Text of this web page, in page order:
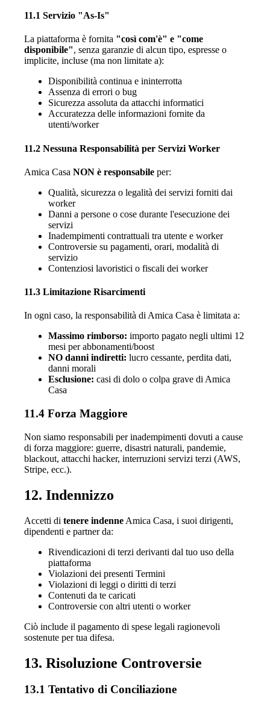
11.1 Servizio "As-Is"
La piattaforma è fornita "così com'è" e "come
disponibile", senza garanzie di alcun tipo, espresse o
implicite, incluse (ma non limitate a):
Disponibilità continua e ininterrotta
Assenza di errori o bug
Sicurezza assoluta da attacchi informatici
Accuratezza delle informazioni fornite da
utenti/worker
11.2 Nessuna Responsabilità per Servizi Worker
Amica Casa NON è responsabile per:
Qualità, sicurezza o legalità dei servizi forniti dai
worker
Danni a persone o cose durante l'esecuzione dei
servizi
Inadempimenti contrattuali tra utente e worker
Controversie su pagamenti, orari, modalità di
servizio
Contenziosi lavoristici o fiscali dei worker
11.3 Limitazione Risarcimenti
In ogni caso, la responsabilità di Amica Casa è limitata a:
Massimo rimborso: importo pagato negli ultimi 12
mesi per abbonamenti/boost
NO danni indiretti: lucro cessante, perdita dati,
danni morali
Esclusione: casi di dolo o colpa grave di Amica
Casa
11.4 Forza Maggiore
Non siamo responsabili per inadempimenti dovuti a cause
di forza maggiore: guerre, disastri naturali, pandemie,
blackout, attacchi hacker, interruzioni servizi terzi (AWS,
Stripe, ecc.).
12. Indennizzo
Accetti di tenere indenne Amica Casa, i suoi dirigenti,
dipendenti e partner da:
Rivendicazioni di terzi derivanti dal tuo uso della
piattaforma
Violazioni dei presenti Termini
Violazioni di leggi o diritti di terzi
Contenuti da te caricati
Controversie con altri utenti o worker
Ciò include il pagamento di spese legali ragionevoli
sostenute per tua difesa.
13. Risoluzione Controversie
13.1 Tentativo di Conciliazione